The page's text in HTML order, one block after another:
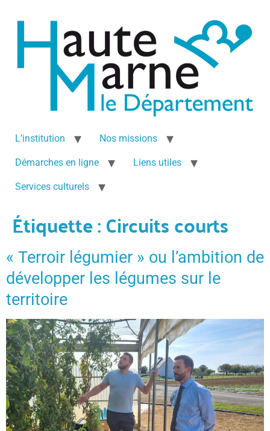
L’institution Nos missions
Démarches en ligne Liens utiles
Services culturels
Étiquette :Circuits courts
« Terroir légumier » ou l’ambition de
développer les légumes sur le
territoire